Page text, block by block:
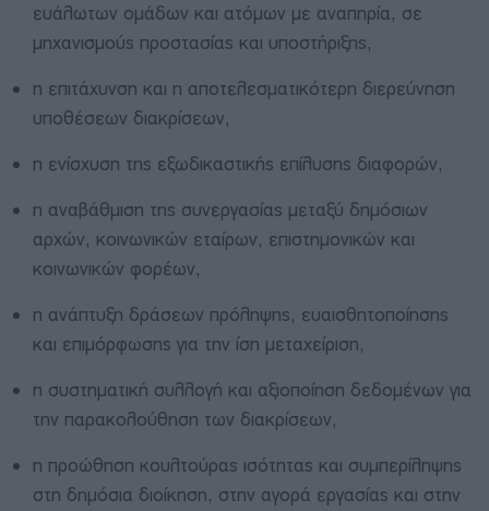
ευάλωτων ομάδων και ατόμων με αναπηρία, σε
μηχανισμούς προστασίας και υποστήριξης,
η επιτάχυνση και η αποτελεσματικότερη διερεύνηση
υποθέσεων διακρίσεων,
η ενίσχυση της εξωδικαστικής επίλυσης διαφορών,
η αναβάθμιση της συνεργασίας μεταξύ δημόσιων
αρχών, κοινωνικών εταίρων, επιστημονικών και
κοινωνικών φορέων,
η ανάπτυξη δράσεων πρόληψης, ευαισθητοποίησης
και επιμόρφωσης για την ίση μεταχείριση,
η συστηματική συλλογή και αξιοποίηση δεδομένων για
την παρακολούθηση των διακρίσεων,
η προώθηση κουλτούρας ισότητας και συμπερίληψης
στη δημόσια διοίκηση, στην αγορά εργασίας και στην